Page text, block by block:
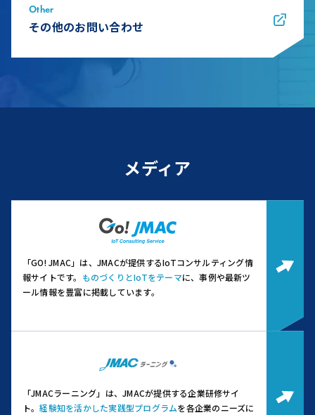
Other
その他のお問い合わせ
メディア
「GO! JMAC」は、JMACが提供するIoTコンサルティング情
報サイトです。 ものづくりとIoTをテーマに、事例や最新ツ
ール情報を豊富に掲載しています。
「JMACラーニング」は、JMACが提供する企業研修サイ
ト。経験知を活かした実践型プログラムを各企業のニーズに